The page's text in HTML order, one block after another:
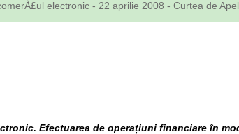
electronic - 22 aprilie 2008 - Curtea de
Efectuarea de operațiuni financiare în